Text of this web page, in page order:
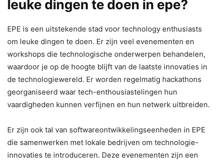
leuke dingen te doen in epe?
EPE is een uitstekende stad voor technology enthusiasts
om leuke dingen te doen. Er zijn veel evenementen en
workshops die technologische onderwerpen behandelen,
waardoor je op de hoogte blijft van de laatste innovaties in
de technologiewereld. Er worden regelmatig hackathons
georganiseerd waar tech-enthousiastelingen hun
vaardigheden kunnen verfijnen en hun netwerk uitbreiden.
Er zijn ook tal van softwareontwikkelingseenheden in EPE
die samenwerken met lokale bedrijven om technologie-
innovaties te introduceren. Deze evenementen zijn een